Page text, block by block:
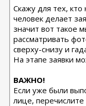
Скажу для тех,
человек делает
значит вот такое
рассматривать
сверху-снизу и
На этапе заявки
ВАЖНО!
Если уже были
лице, перечислите